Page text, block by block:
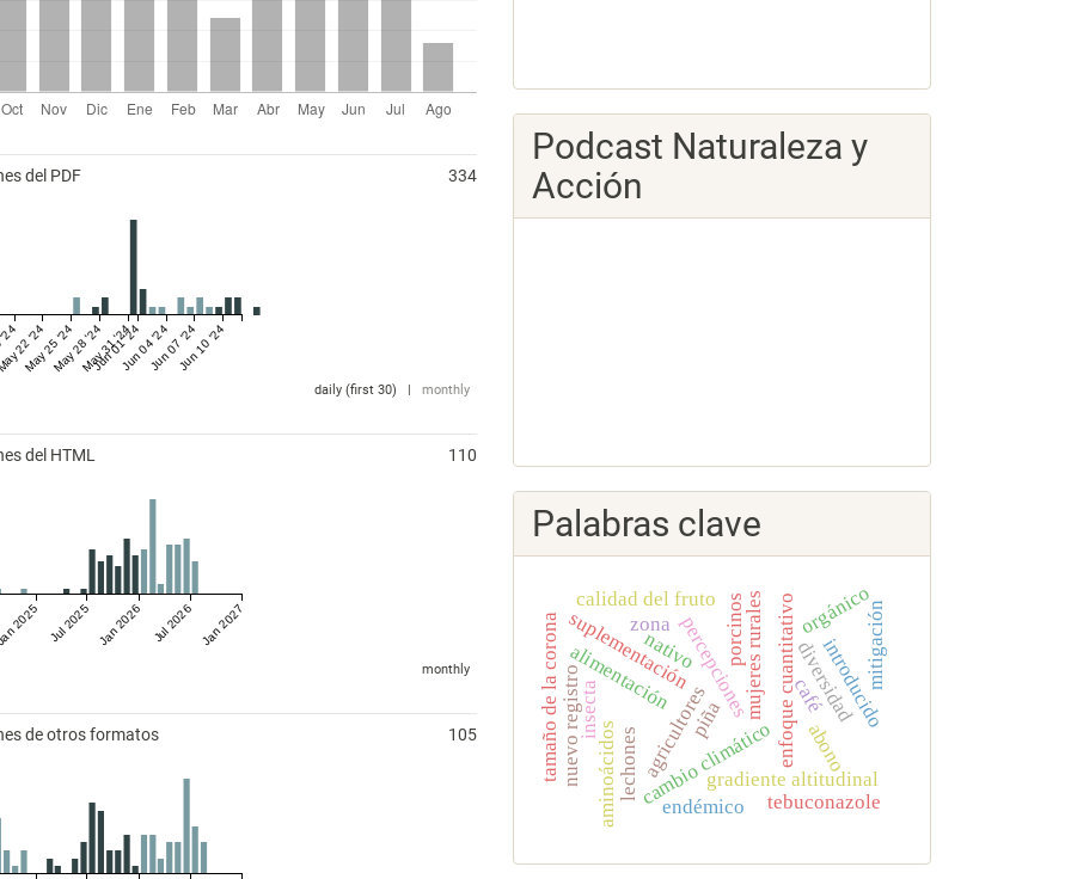
del PDF 334
22 '24
May 25 '24May 28 '24May 31 '24
Jun 01 '24Jun 04 '24Jun 07 '24Jun 10 '24
daily (first 30) | monthly
del HTML 110
2025 Jul 2025 Jan 2026 Jul 2026 Jan 2027
monthly
de otros formatos 105
Podcast Naturaleza y
Acción
Palabras clave
mujeres rurales
percepciones
cambio climático
gradiente altitudinal
enfoque cuantitativo
agricultores
alimentación
suplementación porcinos
lechones
aminoácidos
diversidad
insecta
endémico
nativo introducido
nuevo registro
tamaño de la corona
calidad del fruto
piña
tebuconazole
mitigación
café
abono
orgánico
zona